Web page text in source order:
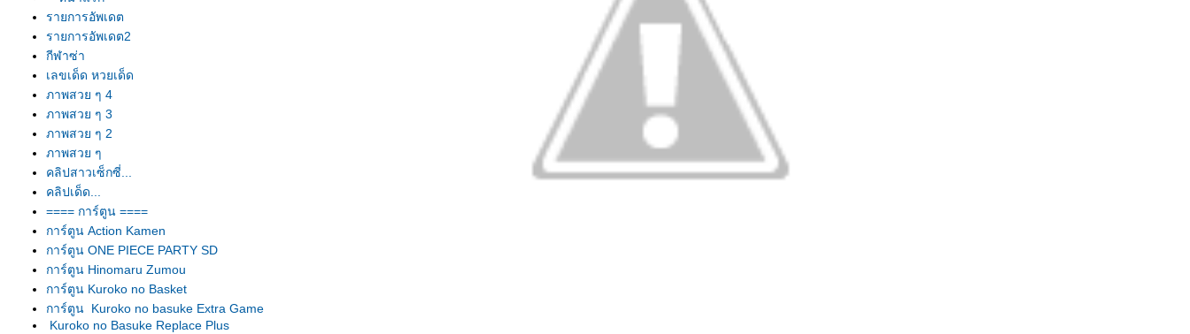
รายการอัพเดต
รายการอัพเดต2
กีฬาซ่า
เลขเด็ด หวยเด็ด
ภาพสวย ๆ 4
ภาพสวย ๆ 3
ภาพสวย ๆ 2
ภาพสวย ๆ
คลิปสาวเซ็กซี่...
คลิปเด็ด...
==== การ์ตูน ====
การ์ตูน Action Kamen
การ์ตูน ONE PIECE PARTY SD
การ์ตูน Hinomaru Zumou
การ์ตูน Kuroko no Basket
การ์ตูน Kuroko no basuke Extra Game
Kuroko no Basuke Replace Plus